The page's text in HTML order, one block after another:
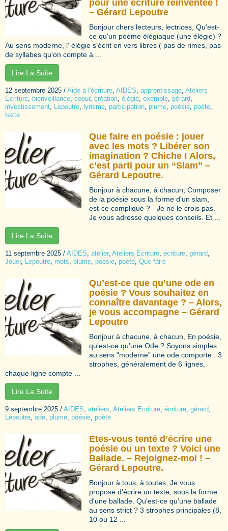
pour une écriture réinventée !
– Gérard Lepoutre
Bonjour chers lecteurs, lectrices, Qu'est-
ce qu'un poème élégiaque (une élégie) ?
Au sens moderne, l' élégie s'écrit en vers libres ( pas de rimes, pas
de syllabes qu'on compte à ...
Lire La Suite
12 septembre 2025 / Aide à l'écriture AIDES apprentissage Ateliers
Ecriture
bienveillance coeur, création élégie exemple gérard
investissement
Lepoutre lyrisme participation plume poésie poète
texte
Que faire en poésie : jouer
avec les mots ? Libérer son
imagination ? Chiche ! Alors,
c’est parti pour un “Slam” –
Gérard Lepoutre.
Bonjour à chacune, à chacun, Composer
de la poésie sous la forme d'un slam,
est-ce compliqué ? - Je ne le crois pas. -
Je vous adresse quelques conseils. Et ...
Lire La Suite
11 septembre 2025 / AIDES atelier, Ateliers Ecriture écriture gérard
Jouer, Lepoutre mots plume poésie poète Que faire
Qu’est-ce que qu’une ode en
poésie ? Vous souhaitez en
connaître davantage ? – Alors,
je vous accompagne – Gérard
Lepoutre
Bonjour à chacune, à chacun, En poésie,
qu'est-ce qu'une Ode ? Soyons simples :
au sens "moderne" une ode comporte : 3
strophes, généralement de 6 lignes,
chaque ligne compte ...
Lire La Suite
9 septembre 2025 / AIDES ateliers Ateliers Ecriture écriture gérard
Lepoutre ode plume poésie poète
Etes-vous tenté d’écrire une
poésie ou un texte ? Voici une
Ballade. – Rejoignez-moi ! –
Gérard Lepoutre.
Bonjour à tous, à toutes, Je vous
propose d'écrire un texte, sous la forme
d'une ballade. Qu'est-ce qu'une ballade
au sens strict ? 3 strophes principales (8,
10 ou 12 ...